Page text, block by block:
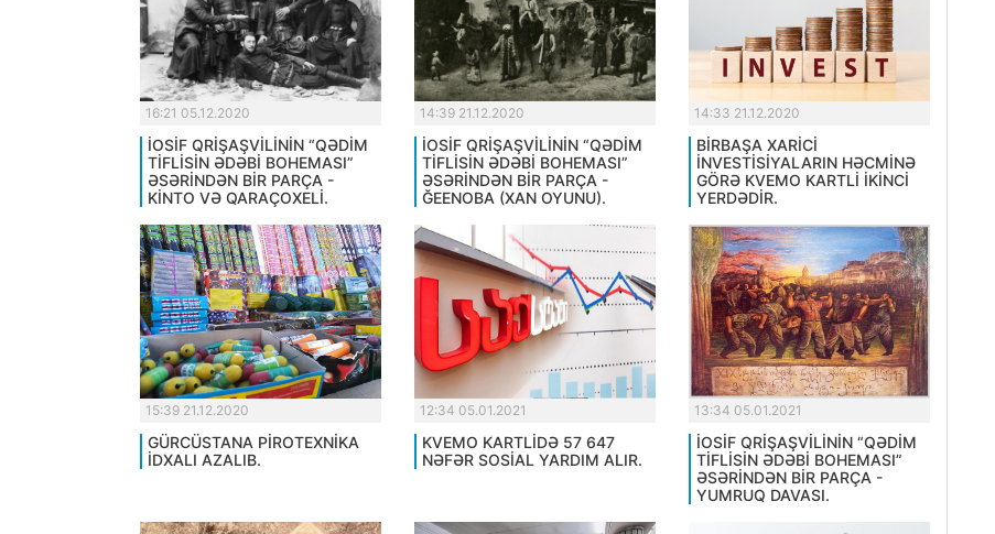
16:21 05.12.2020
İOSİF QRİŞAŞVİLİNİN “QƏDİM
TİFLİSİN ƏDƏBİ BOHEMASI”
ƏSƏRİNDƏN BİR PARÇA -
KİNTO VƏ QARAÇOXELİ.
14:39 21.12.2020
İOSİF QRİŞAŞVİLİNİN “QƏDİM
TİFLİSİN ƏDƏBİ BOHEMASI”
ƏSƏRİNDƏN BİR PARÇA -
ĞEENOBA (XAN OYUNU).
14:33 21.12.2020
BİRBAŞA XARİCİ
İNVESTİSİYALARIN HƏCMİNƏ
GÖRƏ KVEMO KARTLİ İKİNCİ
YERDƏDİR.
15:39 21.12.2020
GÜRCÜSTANA PİROTEXNİKA
İDXALI AZALIB.
12:34 05.01.2021
KVEMO KARTLİDƏ 57 647
NƏFƏR SOSİAL YARDIM ALIR.
13:34 05.01.2021
İOSİF QRİŞAŞVİLİNİN “QƏDİM
TİFLİSİN ƏDƏBİ BOHEMASI”
ƏSƏRİNDƏN BİR PARÇA -
YUMRUQ DAVASI.